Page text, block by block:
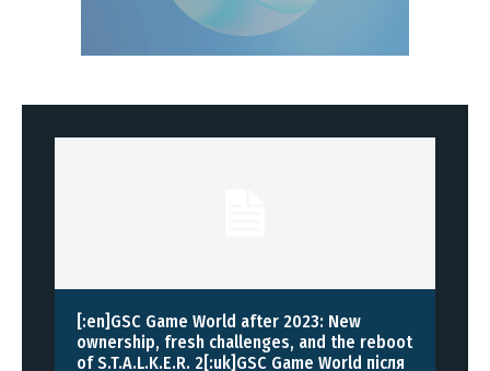
[:en]GSC Game World after 2023: New
ownership, fresh challenges, and the reboot
of S.T.A.L.K.E.R. 2[:uk]GSC Game World після